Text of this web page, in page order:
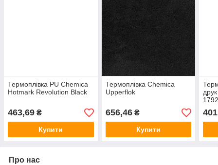
Термоплівка PU Chemica
Hotmark Revolution Black
463,69 ₴
Купити
Термоплівка Chemica
Upperflok
656,46₴
Купити
Про нас